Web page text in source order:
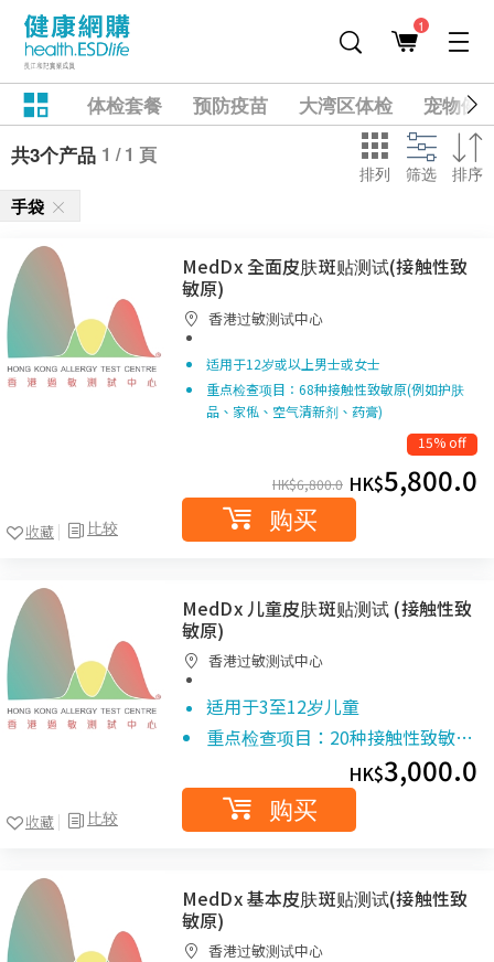
1
体检套餐 预防疫苗 大湾区体检
宠物健
共3个产品 1 / 1 頁
排列 筛选 排序
手袋
比较
收藏
MedDx 全面皮肤斑贴测试(接触性致
敏原)
香港过敏测试中心
适用于12岁或以上男士或女士
重点检查项目：68种接触性致敏原(例如护肤
品、家俬、空气清新剂、药膏)
15% off
HK$6,800.0 HK$5,800.0
购买
比较
收藏
MedDx 儿童皮肤斑贴测试 (接触性致
敏原)
香港过敏测试中心
适用于3至12岁儿童
重点检查项目：20种接触性致敏…
HK$3,000.0
购买
MedDx 基本皮肤斑贴测试(接触性致
敏原)
香港过敏测试中心